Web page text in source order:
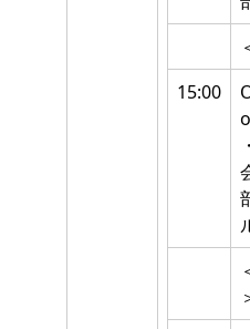
15:00